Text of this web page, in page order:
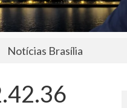
Notícias Brasília